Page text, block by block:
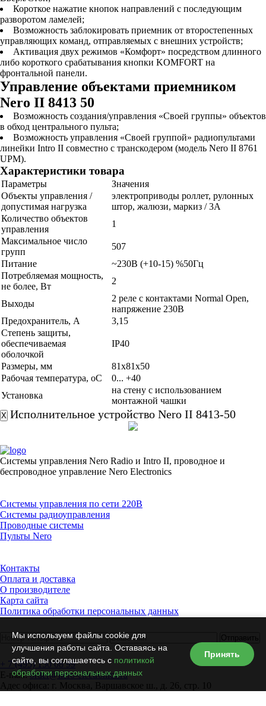
Короткое нажатие кнопок направлений с последующим
разворотом ламелей;
Возможность заблокировать приемник от второстепенных
управляющих команд, отправляемых с внешних устройств;
Активация двух режимов «Комфорт» посредством длинного
либо короткого срабатывания кнопки KOMFORT на
фронтальной панели.
Управление объектами приемником
Nero II 8413 50
Возможность создания/управления «Своей группы» объектов
в обход центрального пульта;
Возможность управления «Своей группой» радиопультами
линейки Intro II совместно с транскодером (модель Nero II 8761
UPM).
Характеристики товара
Параметры
Значения
Объекты управления /
допустимая нагрузка
электроприводы роллет, рулонных
штор, жалюзи, маркиз / 3А
Количество объектов
управления
1
Максимальное число
групп
507
Питание
~230В (+10-15) %50Гц
Потребляемая мощность,
не более, Вт
2
Выходы
2 реле с контактами Normal Open,
напряжение 230В
Предохранитель, А
3,15
Степень защиты,
обеспечиваемая
оболочкой
IP40
Размеры, мм
81х81х50
Рабочая температура, oС
0... +40
Установка
на стену с использованием
монтажной чашки
X Исполнительное устройство Nero II 8413-50
Системы управления Nero Radio и Intro II, проводное и
беспроводное управление Nero Electronics
Системы управления по сети 220В
Системы радиоуправления
Проводные системы
Пульты Nero
Контакты
Оплата и доставка
О производителе
Карта сайта
Политика обработки персональных данных
Отправить
Контактная информация
+ 7 (495) 150 08 99
E-mail:order@nero-electronics.ru
Адес офиса: г.
Москва Варшавское ш., д. 26, стр. 10
Мы используем файлы cookie для
улучшения работы сайта. Оставаясь на
сайте, вы соглашаетесь с политикой
обработки персональных данных
Принять